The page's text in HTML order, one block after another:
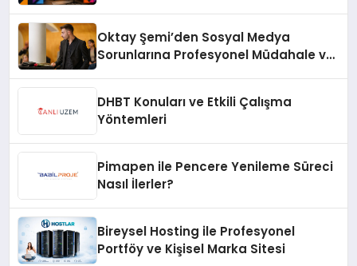
Oktay Şemi’den Sosyal Medya
Sorunlarına Profesyonel Müdahale ve
DHBT Konuları ve Etkili Çalışma
Yöntemleri
Pimapen ile Pencere Yenileme Süreci
Nasıl İlerler?
Bireysel Hosting ile Profesyonel
Portföy ve Kişisel Marka Sitesi